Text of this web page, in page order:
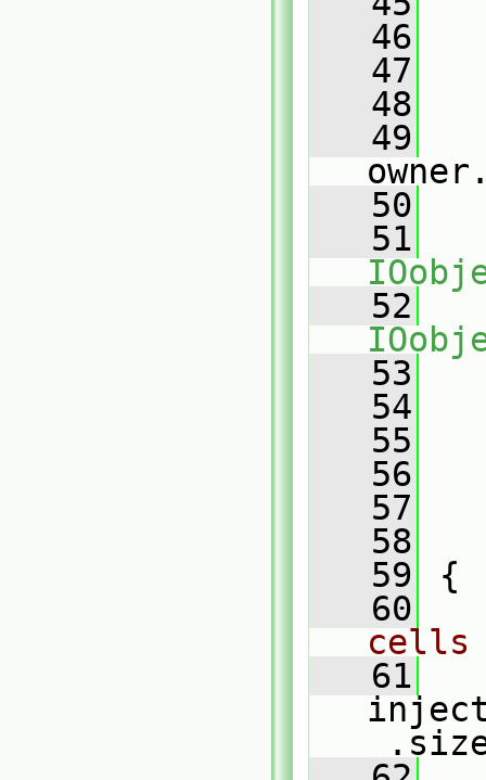
   46
   47
   48
   49
   50
   51
   52
   53
   54
   55
   56
   57
   58
   59
{
   60
cells
   61